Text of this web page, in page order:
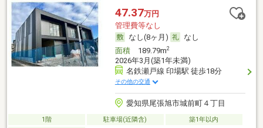
47.37万円
管理費等なし
なし(8ヶ月)
なし
面積189.79m2
2026年3月(築1年未満)
名鉄瀬戸線 印場駅 徒歩18分
その他の交通
愛知県尾張旭市城前町４丁目
1階 駐車場(近隣含)
築1年以内